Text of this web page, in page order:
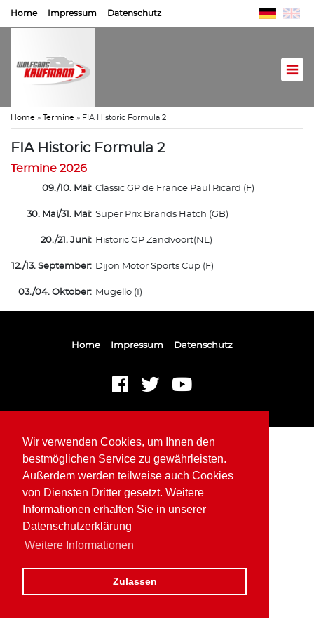
Wir verwenden Cookies, um Ihnen den
bestmöglichen Service zu gewährleisten.
Außerdem werden teilweise auch Cookies
von Diensten Dritter gesetzt. Weitere
Informationen erhalten Sie in unserer
Datenschutzerklärung
Weitere Informationen
Zulassen
Home Impressum Datenschutz
Home » Termine » FIA Historic Formula 2
FIA Historic Formula 2
Termine 2026
09./10. Mai: Classic GP de France Paul Ricard (F)
30. Mai/31. Mai: Super Prix Brands Hatch (GB)
20./21. Juni: Historic GP Zandvoort(NL)
12./13. September: Dijon Motor Sports Cup (F)
03./04. Oktober: Mugello (I)
Home Impressum Datenschutz